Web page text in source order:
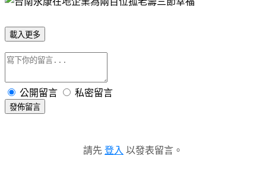
載入更多
公開留言 私密留言
發佈留言
請先 登入 以發表留言。